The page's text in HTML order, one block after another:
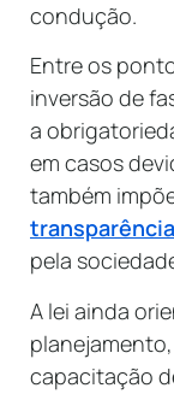
condução.
Entre os
inversão de
a
em casos
também
pela
A lei ainda
capacitação